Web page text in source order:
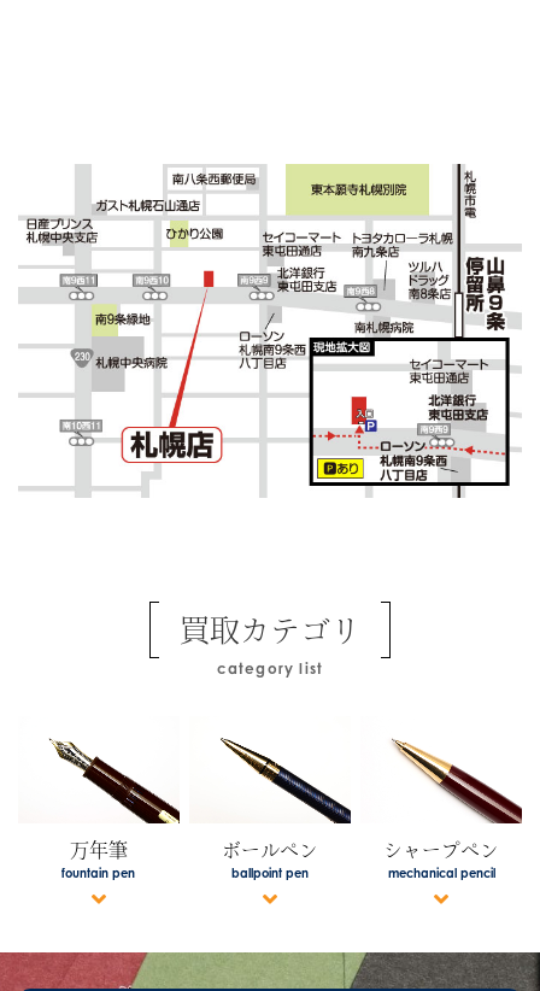
買取カテゴリ
category list
万年筆
fountain pen
ボールペン
ballpoint pen
シャープペン
mechanical pencil